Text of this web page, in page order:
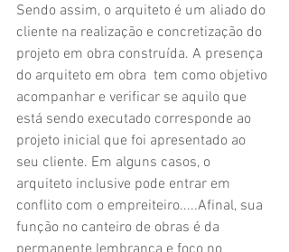
Sendo assim, o arquiteto é um aliado do
cliente na realização e concretização do
projeto em obra construída. A presença
do arquiteto em obra  tem como objetivo
acompanhar e verificar se aquilo que
está sendo executado corresponde ao
projeto inicial que foi apresentado ao
seu cliente. Em alguns casos, o
arquiteto inclusive pode entrar em
conflito com o empreiteiro.....Afinal, sua
função no canteiro de obras é da